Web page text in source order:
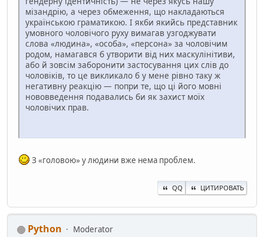
мізандрію, а через обмеження, що накладаються
українською граматикою. І якби якийсь представник
умовного чоловічого руху вимагав узгоджувати
слова «людина», «особа», «персона» за чоловічим
родом, намагався б утворити від них маскулінітиви,
або й зовсім заборонити застосування цих слів до
чоловіків, то це викликало б у мене рівно таку ж
негативну реакцію — попри те, що ці його мовні
нововведення подавались би як захист моїх
чоловічих прав.
З «головою» у людини вже нема проблем.
QQ ЦИТИРОВАТЬ
Python
Moderator